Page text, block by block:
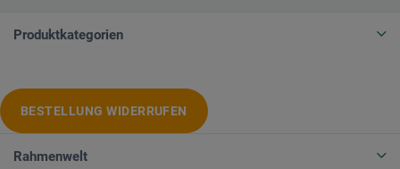
Produktkategorien
BESTELLUNG WIDERRUFEN
Rahmenwelt